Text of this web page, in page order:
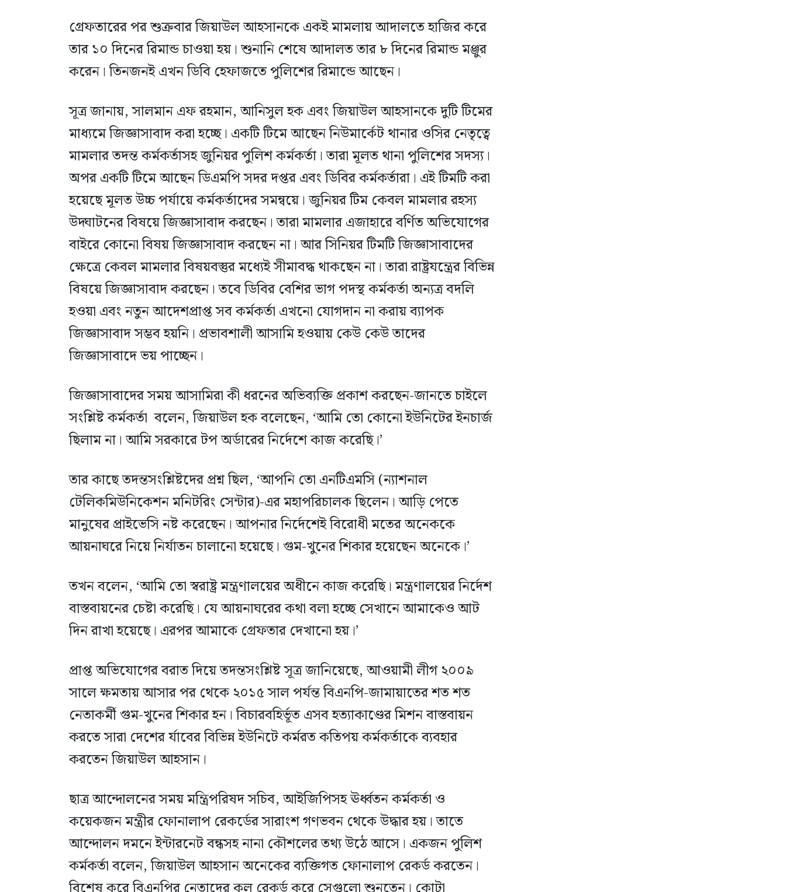
গ্রেফতারের পর শুক্রবার জিয়াউল আহসানকে একই মামলায় আদালতে হাজির করে
তার ১০ দিনের রিমান্ড চাওয়া হয়। শুনানি শেষে আদালত তার ৮ দিনের রিমান্ড মঞ্জুর
করেন। তিনজনই এখন ডিবি হেফাজতে পুলিশের রিমান্ডে আছেন।
সূত্র জানায়, সালমান এফ রহমান, আনিসুল হক এবং জিয়াউল আহসানকে দুটি টিমের
মাধ্যমে জিজ্ঞাসাবাদ করা হচ্ছে। একটি টিমে আছেন নিউমার্কেট থানার ওসির নেতৃত্বে
মামলার তদন্ত কর্মকর্তাসহ জুনিয়র পুলিশ কর্মকর্তা। তারা মূলত থানা পুলিশের সদস্য।
অপর একটি টিমে আছেন ডিএমপি সদর দপ্তর এবং ডিবির কর্মকর্তারা। এই টিমটি করা
হয়েছে মূলত উচ্চ পর্যায়ে কর্মকর্তাদের সমন্বয়ে। জুনিয়র টিম কেবল মামলার রহস্য
উদ্ঘাটনের বিষয়ে জিজ্ঞাসাবাদ করছেন। তারা মামলার এজাহারে বর্ণিত অভিযোগের
বাইরে কোনো বিষয় জিজ্ঞাসাবাদ করছেন না। আর সিনিয়র টিমটি জিজ্ঞাসাবাদের
ক্ষেত্রে কেবল মামলার বিষয়বস্তুর মধ্যেই সীমাবদ্ধ থাকছেন না। তারা রাষ্ট্রযন্ত্রের বিভিন্ন
বিষয়ে জিজ্ঞাসাবাদ করছেন। তবে ডিবির বেশির ভাগ পদস্থ কর্মকর্তা অন্যত্র বদলি
হওয়া এবং নতুন আদেশপ্রাপ্ত সব কর্মকর্তা এখনো যোগদান না করায় ব্যাপক
জিজ্ঞাসাবাদ সম্ভব হয়নি। প্রভাবশালী আসামি হওয়ায় কেউ কেউ তাদের
জিজ্ঞাসাবাদে ভয় পাচ্ছেন।
জিজ্ঞাসাবাদের সময় আসামিরা কী ধরনের অভিব্যক্তি প্রকাশ করছেন-জানতে চাইলে
সংশ্লিষ্ট কর্মকর্তা বলেন, জিয়াউল হক বলেছেন, ‘আমি তো কোনো ইউনিটের ইনচার্জ
ছিলাম না। আমি সরকারে টপ অর্ডারের নির্দেশে কাজ করেছি।’
তার কাছে তদন্তসংশ্লিষ্টদের প্রশ্ন ছিল, ‘আপনি তো এনটিএমসি (ন্যাশনাল
টেলিকমিউনিকেশন মনিটরিং সেন্টার)-এর মহাপরিচালক ছিলেন। আড়ি পেতে
মানুষের প্রাইভেসি নষ্ট করেছেন। আপনার নির্দেশেই বিরোধী মতের অনেককে
আয়নাঘরে নিয়ে নির্যাতন চালানো হয়েছে। গুম-খুনের শিকার হয়েছেন অনেকে।’
তখন বলেন, ‘আমি তো স্বরাষ্ট্র মন্ত্রণালয়ের অধীনে কাজ করেছি। মন্ত্রণালয়ের নির্দেশ
বাস্তবায়নের চেষ্টা করেছি। যে আয়নাঘরের কথা বলা হচ্ছে সেখানে আমাকেও আট
দিন রাখা হয়েছে। এরপর আমাকে গ্রেফতার দেখানো হয়।’
প্রাপ্ত অভিযোগের বরাত দিয়ে তদন্তসংশ্লিষ্ট সূত্র জানিয়েছে, আওয়ামী লীগ ২০০৯
সালে ক্ষমতায় আসার পর থেকে ২০১৫ সাল পর্যন্ত বিএনপি-জামায়াতের শত শত
নেতাকর্মী গুম-খুনের শিকার হন। বিচারবহির্ভূত এসব হত্যাকাণ্ডের মিশন বাস্তবায়ন
করতে সারা দেশের র্যাবের বিভিন্ন ইউনিটে কর্মরত কতিপয় কর্মকর্তাকে ব্যবহার
করতেন জিয়াউল আহসান।
ছাত্র আন্দোলনের সময় মন্ত্রিপরিষদ সচিব, আইজিপিসহ ঊর্ধ্বতন কর্মকর্তা ও
কয়েকজন মন্ত্রীর ফোনালাপ রেকর্ডের সারাংশ গণভবন থেকে উদ্ধার হয়। তাতে
আন্দোলন দমনে ইন্টারনেট বন্ধসহ নানা কৌশলের তথ্য উঠে আসে। একজন পুলিশ
কর্মকর্তা বলেন, জিয়াউল আহসান অনেকের ব্যক্তিগত ফোনালাপ রেকর্ড করতেন।